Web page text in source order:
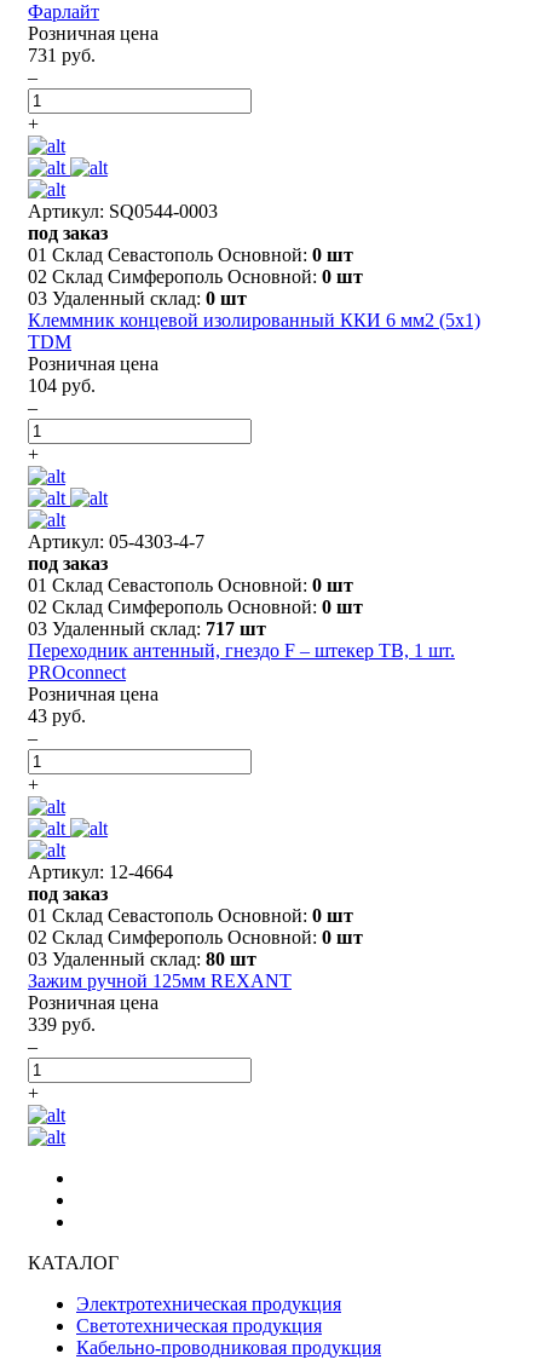
Фарлайт
Розничная цена
731 руб.
–
+
Артикул: SQ0544-0003
под заказ
01 Склад Севастополь Основной: 0 шт
02 Склад Симферополь Основной: 0 шт
03 Удаленный склад: 0 шт
Клеммник концевой изолированный ККИ 6 мм2 (5х1)
TDM
Розничная цена
104 руб.
–
+
Артикул: 05-4303-4-7
под заказ
01 Склад Севастополь Основной: 0 шт
02 Склад Симферополь Основной: 0 шт
03 Удаленный склад: 717 шт
Переходник антенный, гнездо F – штекер ТВ, 1 шт.
PROconnect
Розничная цена
43 руб.
–
+
Артикул: 12-4664
под заказ
01 Склад Севастополь Основной: 0 шт
02 Склад Симферополь Основной: 0 шт
03 Удаленный склад: 80 шт
Зажим ручной 125мм REXANT
Розничная цена
339 руб.
–
+
КАТАЛОГ
Электротехническая продукция
Светотехническая продукция
Кабельно-проводниковая продукция